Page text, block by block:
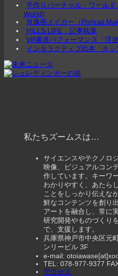
手作りバーチャル・ワール
World)
肖像画メイカー（Portrait
HILLS LIFE 記事執筆
VR書道パフォーマンス「浮遊
インタラクティブ絵本「キシ
私たちズームスは…
サイエンスやテクノロ
映像、ビジュアルコン
作しています。キーワ
わかりやすく、あたら
ことをしっかり伝えな
鮮なコンテンツを創り
アートを融合し、常に
研究開発やものづくり
で、支援します。
兵庫県神戸市中央区元
ンリービル 3F
e-mail:
TEL: 078-977-9377
アクセス